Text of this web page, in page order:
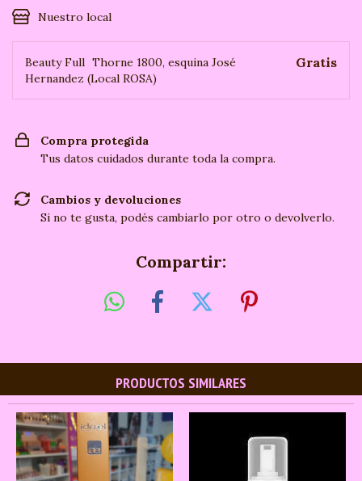
Nuestro local
Beauty Full Thorne 1800, esquina José
Hernandez (Local ROSA)
Gratis
Compra protegida
Tus datos cuidados durante toda la compra.
Cambios y devoluciones
Si no te gusta, podés cambiarlo por otro o devolverlo.
Compartir:
PRODUCTOS SIMILARES